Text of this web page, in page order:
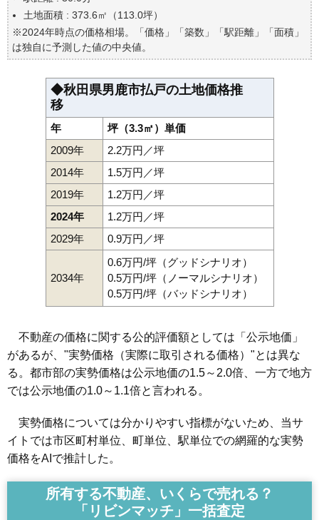
自分の年収でいくらの不動産が買える？
土地面積 : 373.6㎡（113.0坪）
※2024年時点の価格相場。「価格」「築数」「駅距離」「面積」
は独自に予測した値の中央値。
◆秋田県男鹿市払戸の土地価格推
移
年
坪（3.3㎡）単価
2009年
2.2万円／坪
2014年
1.5万円／坪
2019年
1.2万円／坪
2024年
1.2万円／坪
2029年
0.9万円／坪
2034年
0.6万円/坪（グッドシナリオ）
0.5万円/坪（ノーマルシナリオ）
0.5万円/坪（バッドシナリオ）
不動産の価格に関する公的評価額としては「公示地価」
があるが、"実勢価格（実際に取引される価格）"とは異な
る。都市部の実勢価格は公示地価の1.5～2.0倍、一方で地方
では公示地価の1.0～1.1倍と言われる。
実勢価格については分かりやすい指標がないため、当サ
イトでは市区町村単位、町単位、駅単位での網羅的な実勢
価格をAIで推計した。
所有する不動産、いくらで売れる？
「リビンマッチ」一括査定